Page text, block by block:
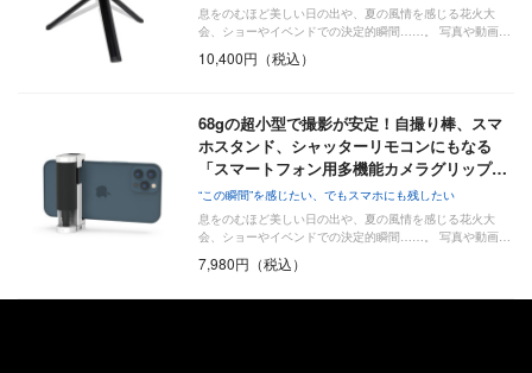
息をのむほど美しい日の出や、夏の風情を感じる花火大
会、ショーやイベンドでの決定的瞬間……。 写真や動画…
10,400円（税込）
68gの超小型で撮影が安定！自撮り棒、スマ
ホスタンド、シャッターリモコンにもなる
「スマートフォン用多機能カメラグリップ…
“この瞬間”を感じたい、でもスマホにも残したい
息をのむほど美しい日の出や、夏の風情を感じる花火大
会、ショーやイベンドでの決定的瞬間……。 写真や動画…
7,980円（税込）